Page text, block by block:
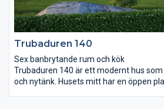
Trubaduren 140
Sex banbrytande rum och kök
Trubaduren 140 är ett modernt hus
och nytänk. Husets mitt har en öppen